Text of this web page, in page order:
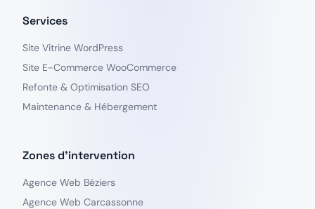
Services
Site Vitrine WordPress
Site E-Commerce WooCommerce
Refonte & Optimisation SEO
Maintenance & Hébergement
Zones d'intervention
Agence Web Béziers
Agence Web Carcassonne